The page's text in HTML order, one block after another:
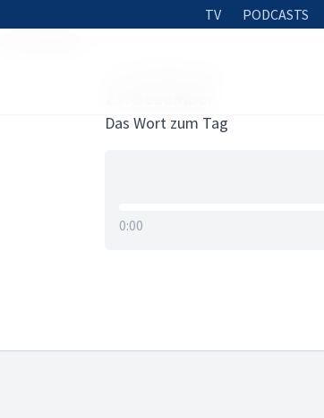
TV PODCASTS
Das Wort zum Tag
0:00